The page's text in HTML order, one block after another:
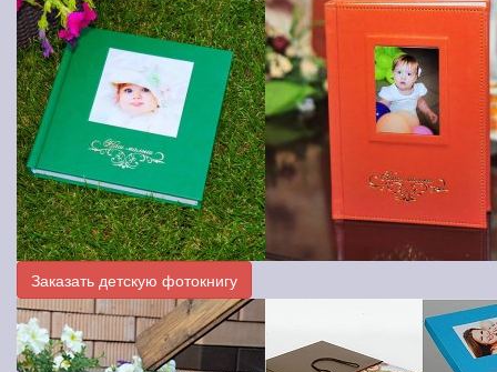
Заказать детскую фотокнигу